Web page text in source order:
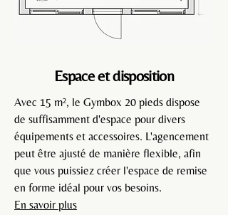
Espace et disposition
Avec 15 m², le Gymbox 20 pieds dispose
de suffisamment d'espace pour divers
équipements et accessoires. L'agencement
peut être ajusté de manière flexible, afin
que vous puissiez créer l'espace de remise
en forme idéal pour vos besoins.
En savoir plus